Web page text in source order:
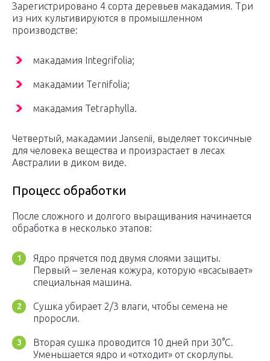
Зарегистрировано 4 сорта деревьев макадамия. Три
из них культивируются в промышленном
производстве:
макадамия Integrifolia;
макадамии Ternifolia;
макадамия Tetraphylla.
Четвертый, макадамии Jansenii, выделяет токсичные
для человека вещества и произрастает в лесах
Австралии в диком виде.
Процесс обработки
После сложного и долгого выращивания начинается
обработка в несколько этапов:
Ядро прячется под двумя слоями защиты.
Первый – зеленая кожура, которую «всасывает»
специальная машина.
Сушка убирает 2/3 влаги, чтобы семена не
проросли.
Вторая сушка проводится 10 дней при 30°С.
Уменьшается ядро и «отходит» от скорлупы.